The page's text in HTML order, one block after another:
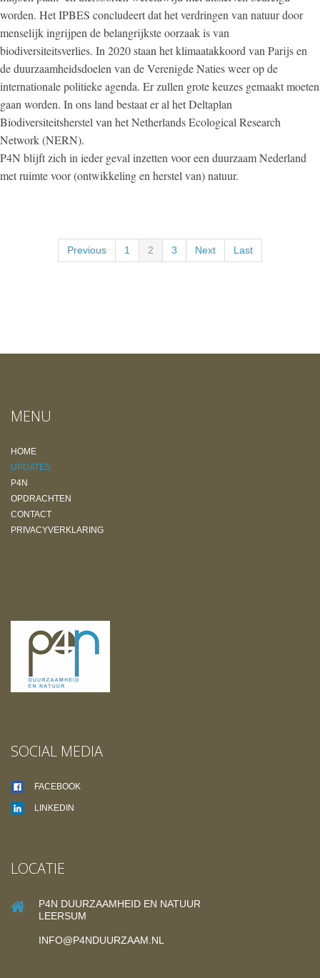
worden. Het IPBES concludeert dat het verdringen van natuur door
menselijk ingrijpen de belangrijkste oorzaak is van
biodiversiteitsverlies. In 2020 staan het klimaatakkoord van Parijs en
de duurzaamheidsdoelen van de Verenigde Naties weer op de
internationale politieke agenda. Er zullen grote keuzes gemaakt moeten
gaan worden. In ons land bestaat er al het Deltaplan
Biodiversiteitsherstel van het Netherlands Ecological Research
Network (NERN).
P4N blijft zich in ieder geval inzetten voor een duurzaam Nederland
met ruimte voor (ontwikkeling en herstel van) natuur.
Previous 1 2 3 Next Last
MENU
HOME
UPDATES
P4N
OPDRACHTEN
CONTACT
PRIVACYVERKLARING
SOCIAL MEDIA
FACEBOOK
LINKEDIN
LOCATIE
P4N DUURZAAMHEID EN NATUUR
LEERSUM
INFO@P4NDUURZAAM.NL